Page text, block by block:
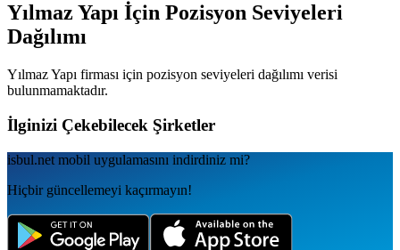
Yılmaz Yapı İçin Pozisyon Seviyeleri
Dağılımı
Yılmaz Yapı firması için pozisyon seviyeleri dağılımı verisi
bulunmamaktadır.
İlginizi Çekebilecek Şirketler
isbul.net mobil uygulamаsını indirdiniz mi?
Hiçbir güncellemeyi kaçırmayın!